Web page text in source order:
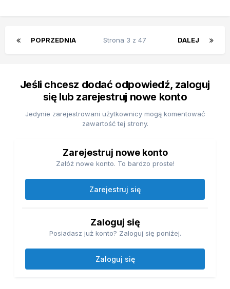
POPRZEDNIA DALEJ
Strona 3 z 47
Jeśli chcesz dodać odpowiedź, zaloguj
się lub zarejestruj nowe konto
Jedynie zarejestrowani użytkownicy mogą komentować
zawartość tej strony.
Zarejestruj nowe konto
Załóż nowe konto. To bardzo proste!
Zarejestruj się
Zaloguj się
Posiadasz już konto? Zaloguj się poniżej.
Zaloguj się